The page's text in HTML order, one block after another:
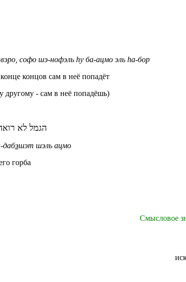
софо шэ-нофэль hу ба-ацмо эль hа-бор
концов сам в неё попадёт
другому - сам в неё попадёшь)
הגמל לא
дабэшэт шэль ацмо
горба
Смысловое